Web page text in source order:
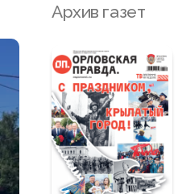
Архив газет